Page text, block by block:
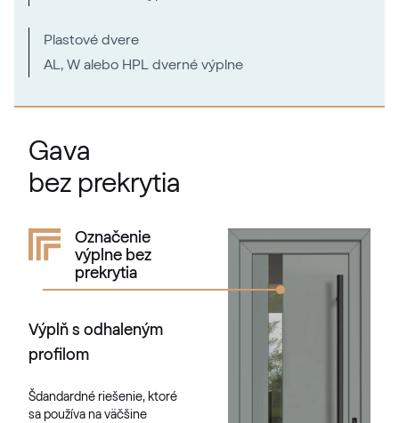
Plastové dvere
AL, W alebo HPL dverné výplne
Gava
bez prekrytia
Označenie
výplne bez
prekrytia
Výplň s odhaleným
profilom
Šdandardné riešenie, ktoré
sa používa na väčšine